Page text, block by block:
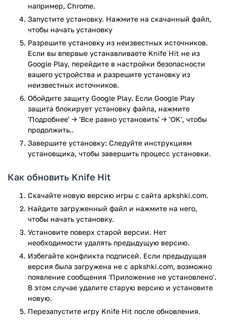
Особенности:
Приятная графика
Тренировка реакции
Боссы каждые 5 уровней
Разнообразие скинов для ножей
Рейтинговая таблица
Скачать Knife Hit вы можете бесплатно с нашего сайта.
Проверьте свою реакцию прямо сейчас!
Игра Knife Hit прошла проверку антивирусом VirusTotal. В
результате проверки по всем последним сигнатурам
заражения файлов не выявлено.
например, Chrome.
Запустите установку. Нажмите на скачанный файл,
чтобы начать установку
Разрешите установку из неизвестных источников.
Если вы впервые устанавливаете Knife Hit не из
Google Play, перейдите в настройки безопасности
вашего устройства и разрешите установку из
неизвестных источников.
Обойдите защиту Google Play. Если Google Play
защита блокирует установку файла, нажмите
'Подробнее' → 'Все равно установить' → 'OK', чтобы
продолжить..
Завершите установку: Следуйте инструкциям
установщика, чтобы завершить процесс установки.
Как обновить Knife Hit
Скачайте новую версию игры с сайта apkshki.com.
Найдите загруженный файл и нажмите на него,
чтобы начать установку.
Установите поверх старой версии. Нет
необходимости удалять предыдущую версию.
Избегайте конфликта подписей. Если предыдущая
версия была загружена не с apkshki.com, возможно
появление сообщения 'Приложение не установлено'.
В этом случае удалите старую версию и установите
новую.
Перезапустите игру Knife Hit после обновления.